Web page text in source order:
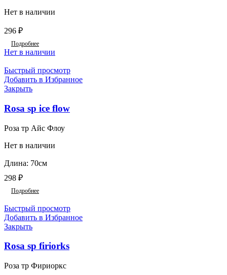
Нет в наличии
296 ₽
Подробнее
Нет в наличии
Быстрый просмотр
Добавить в Избранное
Закрыть
Rosa sp ice flow
Роза тр Айс Флоу
Нет в наличии
Длина: 70см
298 ₽
Подробнее
Быстрый просмотр
Добавить в Избранное
Закрыть
Rosa sp firiorks
Роза тр Фириоркс